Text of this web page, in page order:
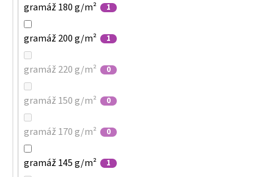
gramáž 180 g/m² 1
gramáž 200 g/m² 1
gramáž 220 g/m² 0
gramáž 150 g/m² 0
gramáž 170 g/m² 0
gramáž 145 g/m² 1